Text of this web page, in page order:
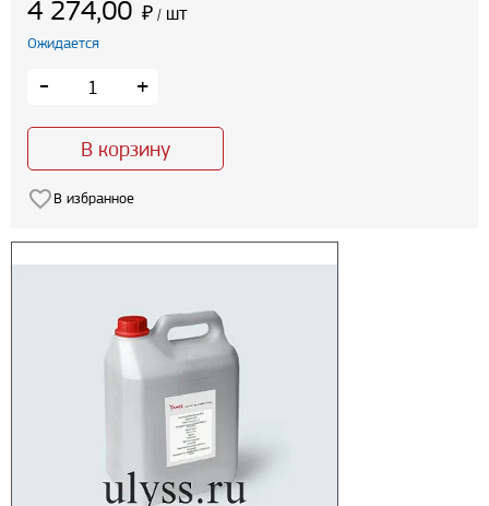
4 274,00 ₽ / шт
Ожидается
- +
В корзину
В избранное